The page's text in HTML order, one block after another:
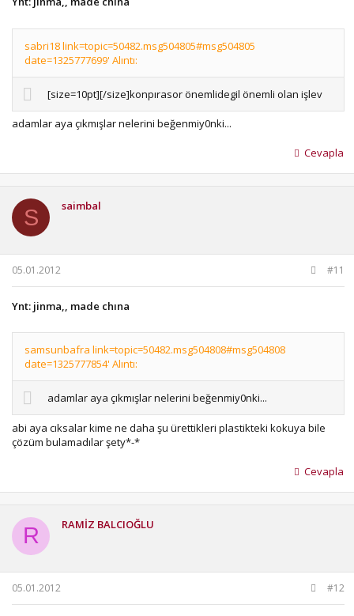
sabri18 link=topic=50482.msg504805#msg504805
date=1325777699' Alıntı:
[size=10pt][/size]konpırasor önemlidegil önemli olan işlev
adamlar aya çıkmışlar nelerini beğenmiy0nki...
Cevapla
S saimbal
05.01.2012 #11
Ynt: jinma,, made chına
samsunbafra link=topic=50482.msg504808#msg504808
date=1325777854' Alıntı:
adamlar aya çıkmışlar nelerini beğenmiy0nki...
abi aya cıksalar kime ne daha şu ürettikleri plastikteki kokuya bile
çözüm bulamadılar şety*-*
Cevapla
R RAMİZ BALCIOĞLU
05.01.2012 #12